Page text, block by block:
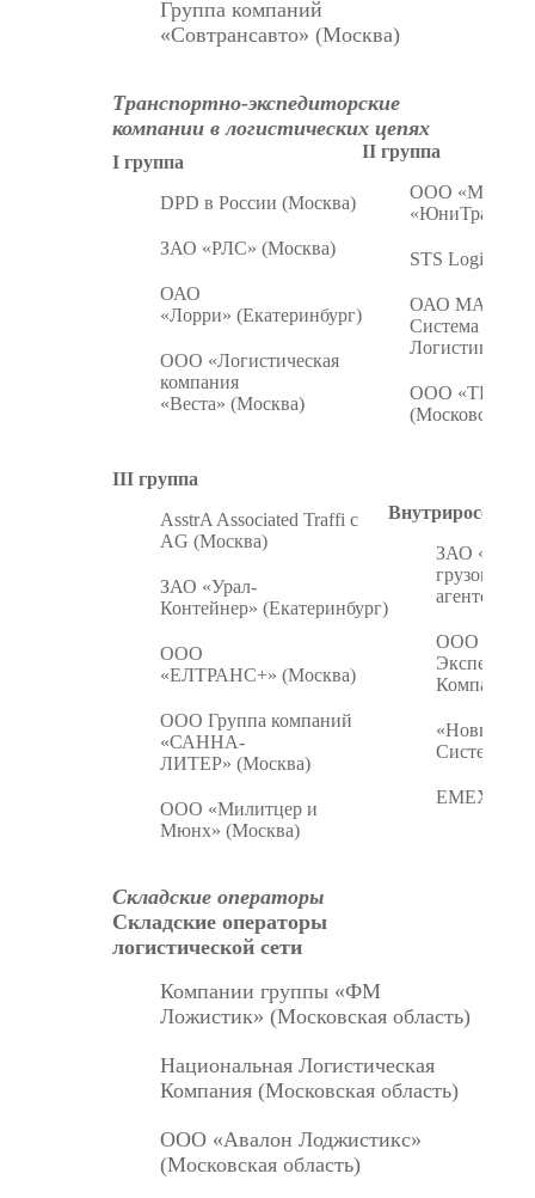
Группа компаний
«Совтрансавто» (Москва)
Транспортно-экспедиторские
компании в логистических цепях
I группа
DPD в России (Москва)
ЗАО «РЛС» (Москва)
ОАО
«Лорри» (Екатеринбург)
ООО «Логистическая
компания
«Веста» (Москва)
II группа
ООО «МТК
«ЮниТранс»
STS Logistics
ОАО
Система
Логистики
ООО
(Московская
III группа
AsstrA Associated Traffi c
AG (Москва)
ЗАО «Урал-
Контейнер» (Екатеринбург)
ООО
«ЕЛТРАНС+» (Москва)
ООО Группа компаний
«САННА-
ЛИТЕР» (Москва)
ООО «Милитцер и
Мюнх» (Москва)
ЗАО
грузовое
ООО
Компания»
«Новые
Системы»
EMEX
Складские операторы
Складские операторы
логистической сети
Компании группы «ФМ
Ложистик» (Московская область)
Национальная Логистическая
Компания (Московская область)
ООО «Авалон Лоджистикс»
(Московская область)